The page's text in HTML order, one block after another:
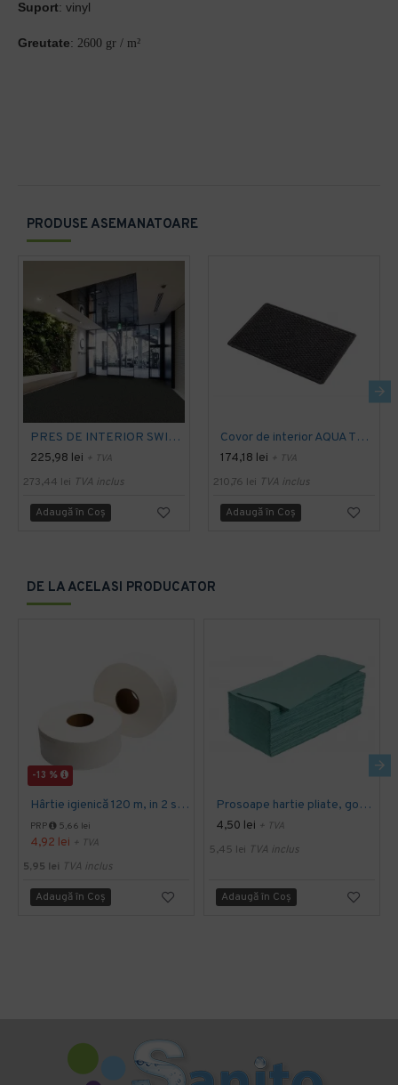
PRODUSE ASEMANATOARE
PRES DE INTERIOR SWISSLON CLASSIC, NOTRAX
225,98 lei + TVA
273,44 lei TVA inclus
Adaugă în Coş
Covor de interior AQUA TRAP
174,18 lei + TVA
210,76 lei TVA inclus
Adaugă în Coş
DE LA ACELASI PRODUCATOR
-13 %
Hârtie igienică 120 m, in 2 straturi, extra albă, Mini Jumbo, AQAS
PRP 5,66 lei
4,92 lei + TVA
5,95 lei TVA inclus
Adaugă în Coş
Prosoape hartie pliate, gofrate, verzi, 25 x 23 cm, V fold, 1 strat, AQAS, 250 buc/pachet
4,50 lei + TVA
5,45 lei TVA inclus
Adaugă în Coş
Suport: vinyl
Greutate: 2600 gr / m²